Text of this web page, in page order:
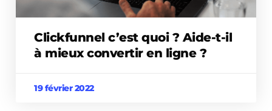
Clickfunnel c’est quoi ? Aide-t-il
à mieux convertir en ligne ?
19 février 2022